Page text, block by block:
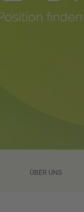
ÜBER UNS